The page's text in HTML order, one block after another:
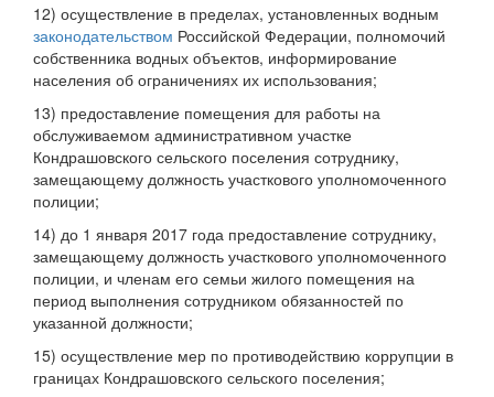
12) осуществление в пределах, установленных водным
законодательством Российской Федерации, полномочий
собственника водных объектов, информирование
населения об ограничениях их использования;
13) предоставление помещения для работы на
обслуживаемом административном участке
Кондрашовского сельского поселения сотруднику,
замещающему должность участкового уполномоченного
полиции;
14) до 1 января 2017 года предоставление сотруднику,
замещающему должность участкового уполномоченного
полиции, и членам его семьи жилого помещения на
период выполнения сотрудником обязанностей по
указанной должности;
15) осуществление мер по противодействию коррупции в
границах Кондрашовского сельского поселения;